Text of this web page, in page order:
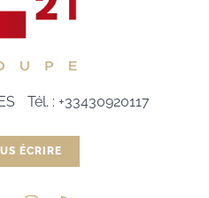
Tél. : +33430920117
ÉCRIRE